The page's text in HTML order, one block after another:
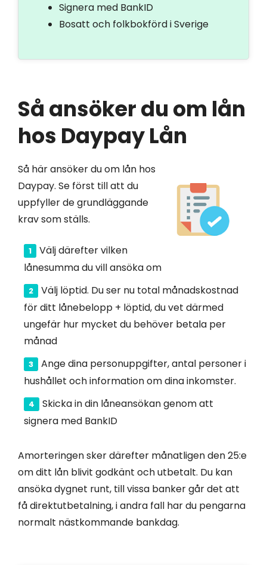
Signera med BankID
Bosatt och folkbokförd i Sverige
Så ansöker du om lån
hos Daypay Lån
Så här ansöker du om lån hos
Daypay. Se först till att du
uppfyller de grundläggande
krav som ställs.
Välj därefter vilken
lånesumma du vill ansöka om
Välj löptid. Du ser nu total månadskostnad
för ditt lånebelopp + löptid, du vet därmed
ungefär hur mycket du behöver betala per
månad
Ange dina personuppgifter, antal personer i
hushållet och information om dina inkomster.
Skicka in din låneansökan genom att
signera med BankID
Amorteringen sker därefter månatligen den 25:e
om ditt lån blivit godkänt och utbetalt. Du kan
ansöka dygnet runt, till vissa banker går det att
få direktutbetalning, i andra fall har du pengarna
normalt nästkommande bankdag.